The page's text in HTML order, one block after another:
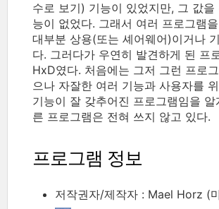
수로 보기) 기능이 있었지만, 그 값을
능이 없었다. 그래서 여러 프로그램
대부분 상용(또는 셰어웨어)이거나
다. 그러다가 우연히 발견하게 된 프
HxD였다. 처음에는 그저 그런 프로
으나 자잘한 여러 기능과 사용자를
기능이 잘 갖추어진 프로그램임을
른 프로그램은 전혀 쓰지 않고 있다.
프로그램 정보
저작권자/제작자 : Mael Horz (